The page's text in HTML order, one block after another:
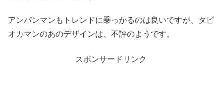
アンパンマンもトレンドに乗っかるのは良いですが、タピ
オカマンのあのデザインは、不評のようです。
スポンサードリンク